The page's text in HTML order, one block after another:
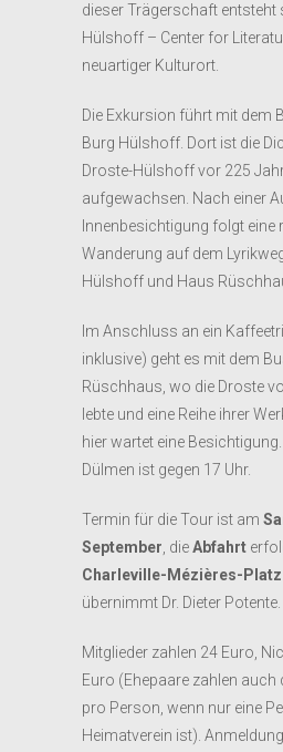
dieser Trägerschaft entsteht
Hülshoff – Center for
neuartiger Kulturort.
Die Exkursion führt mit dem
Burg Hülshoff. Dort ist die
Droste-Hülshoff vor 225
aufgewachsen. Nach einer
Innenbesichtigung folgt eine
Wanderung auf dem
Hülshoff und Haus
Im Anschluss an ein
inklusive) geht es mit dem
Rüschhaus, wo die Droste
lebte und eine Reihe ihrer
hier wartet eine
Dülmen ist gegen 17 Uhr.
Termin für die Tour ist am
September , dieAbfahrt
Charleville-Mézières-Platz
übernimmt Dr. Dieter Potente.
Mitglieder zahlen 24 Euro,
Euro (Ehepaare zahlen auch
pro Person, wenn nur eine
Heimatverein ist).